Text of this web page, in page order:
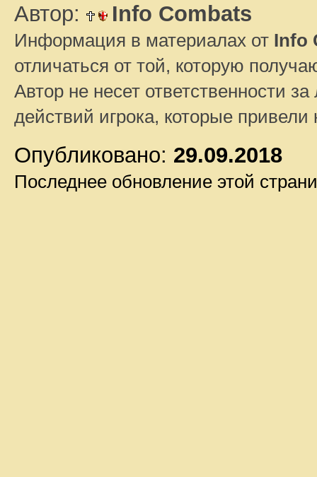
Автор: Info Combats
Информация в материалах от Info
отличаться от той, которую
Автор не несет ответственности
действий игрока, которые
Опубликовано: 29.09.2018
Последнее обновление этой